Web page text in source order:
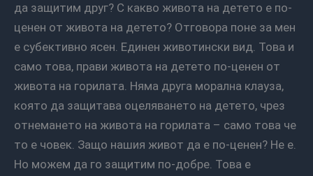
да защитим друг? С какво живота на детето е по-
ценен от живота на детето? Отговора поне за мен
е субективно ясен. Единен животински вид. Това и
само това, прави живота на детето по-ценен от
живота на горилата. Няма друга морална клауза,
която да защитава оцеляването на детето, чрез
отнемането на живота на горилата – само това че
то е човек. Защо нашия живот да е по-ценен? Не е.
Но можем да го защитим по-добре. Това е